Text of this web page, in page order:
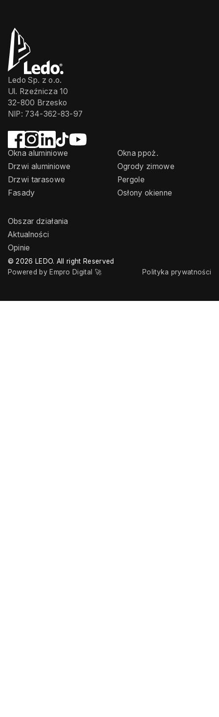
Ledo Sp. z o.o.
Ul. Rzeźnicza 10
32-800 Brzesko
NIP: 734-362-83-97
Okna aluminiowe
Drzwi aluminiowe
Drzwi tarasowe
Fasady
Okna ppoż.
Ogrody zimowe
Pergole
Osłony okienne
Obszar działania
Aktualności
Opinie
© 2026 LEDO. All right Reserved
Powered by Empro Digital 🚀
Polityka prywatności